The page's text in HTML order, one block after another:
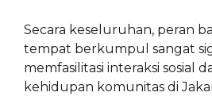
Secara keseluruhan, peran
tempat berkumpul sangat
memfasilitasi interaksi sosial
kehidupan komunitas di